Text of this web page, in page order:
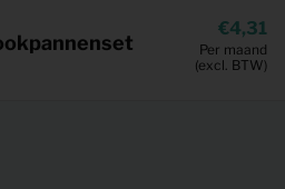
4,31
Per maand
(excl. BTW)